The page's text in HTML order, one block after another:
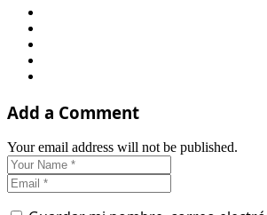
Add a Comment
Your email address will not be published.